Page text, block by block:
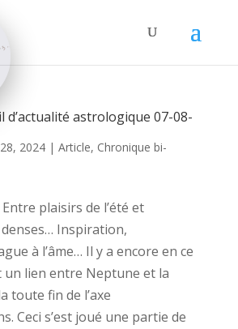
d’actualité astrologique 07-08-
2024| Article, Chronique bi-
plaisirs de l’été et
Inspiration,
à l’âme… Il y a encore en ce
un lien entre Neptune et la
toute fin de l’axe
Ceci s’est joué une partie de